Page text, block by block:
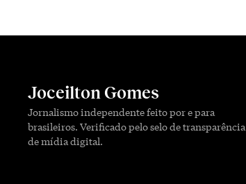
Joceilton Gomes
Jornalismo independente feito por e para
brasileiros. Verificado pelo selo de transparência
de mídia digital.